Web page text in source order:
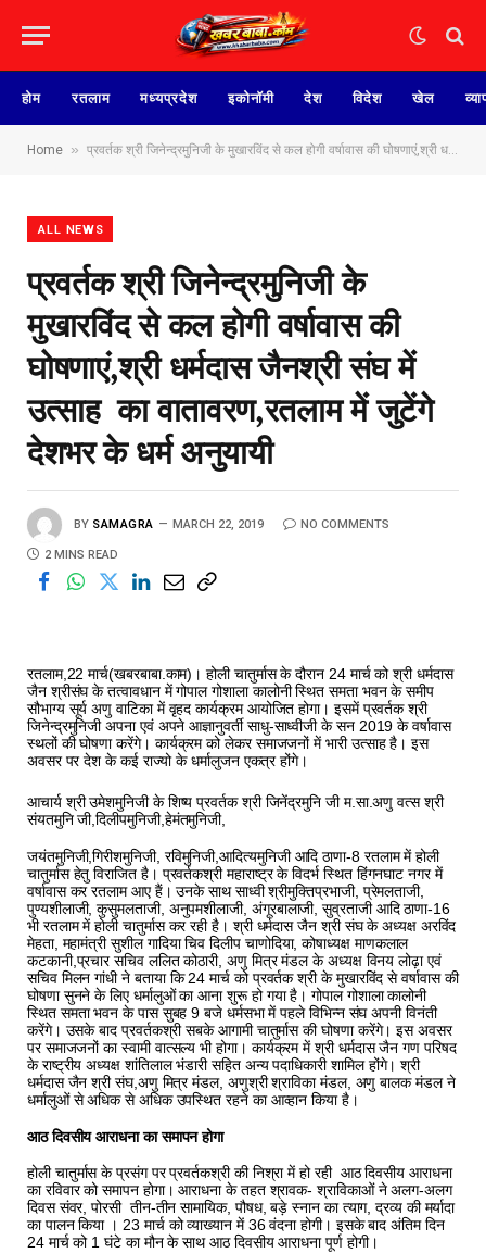
होम रतलाम मध्यप्रदेश इकोनॉमी देश विदेश खेल
Home » प्रवर्तक श्री जिनेन्द्रमुनिजी के मुखारविंद से कल होगी वर्षावास की घोषणाएं,श्री धर्मदास जैनश्री संघ में उत्साह का वातावरण,रतलाम में जुटेंगे देशभर के धर्म अनुयायी
ALL NEWS
प्रवर्तक श्री जिनेन्द्रमुनिजी के
मुखारविंद से कल होगी वर्षावास की
घोषणाएं,श्री धर्मदास जैनश्री संघ में
उत्साह का वातावरण,रतलाम में जुटेंगे
देशभर के धर्म अनुयायी
BY SAMAGRA MARCH 22, 2019 NO COMMENTS
2 MINS READ
रतलाम,22 मार्च(खबरबाबा.काम)। होली चातुर्मास के दौरान 24 मार्च को श्री धर्मदास
जैन श्रीसंघ के तत्वावधान में गोपाल गोशाला कालोनी स्थित समता भवन के समीप
सौभाग्य सूर्य अणु वाटिका में वृहद कार्यक्रम आयोजित होगा। इसमें प्रवर्तक श्री
जिनेन्द्रमुनिजी अपना एवं अपने आज्ञानुवर्ती साधु-साध्वीजी के सन 2019 के वर्षावास
स्थलों की घोषणा करेंगे। कार्यक्रम को लेकर समाजजनों में भारी उत्साह है। इस
अवसर पर देश के कई राज्यो के धर्मालुजन एकत्र होंगे।
आचार्य श्री उमेशमुनिजी के शिष्य प्रवर्तक श्री जिनेंद्रमुनि जी म.सा.अणु वत्स श्री
संयतमुनि जी,दिलीपमुनिजी,हेमंतमुनिजी,
जयंतमुनिजी,गिरीशमुनिजी, रविमुनिजी,आदित्यमुनिजी आदि ठाणा-8 रतलाम में होली
चातुर्मास हेतु विराजित है। प्रवर्तकश्री महाराष्ट्र के विदर्भ स्थित हिंगनघाट नगर में
वर्षावास कर रतलाम आए हैं। उनके साथ साध्वी श्रीमुक्तिप्रभाजी, प्रेमलताजी,
पुण्यशीलाजी, कुसुमलताजी, अनुपमशीलाजी, अंगूरबालाजी, सुव्रताजी आदि ठाणा-16
भी रतलाम में होली चातुर्मास कर रही है। श्री धर्मदास जैन श्री संघ के अध्यक्ष अरविंद
मेहता, महामंत्री सुशील गादिया चिव दिलीप चाणोदिया, कोषाध्यक्ष माणकलाल
कटकानी,प्रचार सचिव ललित कोठारी, अणु मित्र मंडल के अध्यक्ष विनय लोढ़ा एवं
सचिव मिलन गांधी ने बताया कि 24 मार्च को प्रवर्तक श्री के मुखारविंद से वर्षावास की
घोषणा सुनने के लिए धर्मालुओं का आना शुरू हो गया है। गोपाल गोशाला कालोनी
स्थित समता भवन के पास सुबह 9 बजे धर्मसभा में पहले विभिन्न संघ अपनी विनंती
करेंगे। उसके बाद प्रवर्तकश्री सबके आगामी चातुर्मास की घोषणा करेंगे। इस अवसर
पर समाजजनों का स्वामी वात्सल्य भी होगा। कार्यक्रम में श्री धर्मदास जैन गण परिषद
के राष्ट्रीय अध्यक्ष शांतिलाल भंडारी सहित अन्य पदाधिकारी शामिल होंगे। श्री
धर्मदास जैन श्री संघ,अणु मित्र मंडल, अणुश्री श्राविका मंडल, अणु बालक मंडल ने
धर्मालुओं से अधिक से अधिक उपस्थित रहने का आव्हान किया है।
आठ दिवसीय आराधना का समापन होगा
होली चातुर्मास के प्रसंग पर प्रवर्तकश्री की निश्रा में हो रही आठ दिवसीय आराधना
का रविवार को समापन होगा। आराधना के तहत श्रावक- श्राविकाओं ने अलग-अलग
दिवस संवर, पोरसी तीन-तीन सामायिक, पौषध, बड़े स्नान का त्याग, द्रव्य की मर्यादा
का पालन किया । 23 मार्च को व्याख्यान में 36 वंदना होगी। इसके बाद अंतिम दिन
24 मार्च को 1 घंटे का मौन के साथ आठ दिवसीय आराधना पूर्ण होगी।